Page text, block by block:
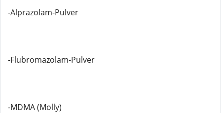
-Alprazolam-Pulver
-Flubromazolam-Pulver
-MDMA (Molly)